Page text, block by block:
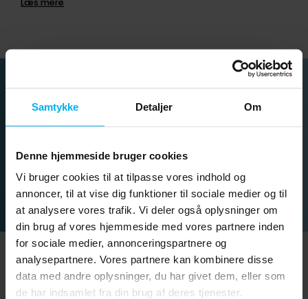
Samtykke Detaljer Om
Denne hjemmeside bruger cookies
Vi bruger cookies til at tilpasse vores indhold og
annoncer, til at vise dig funktioner til sociale medier og til
at analysere vores trafik. Vi deler også oplysninger om
din brug af vores hjemmeside med vores partnere inden
for sociale medier, annonceringspartnere og
analysepartnere. Vores partnere kan kombinere disse
data med andre oplysninger, du har givet dem, eller som
de har indsamlet fra din brug af deres tjenester.
Læs mere
Særlige kompetencer